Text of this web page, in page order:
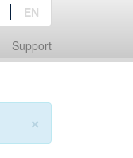
Support
EN
×